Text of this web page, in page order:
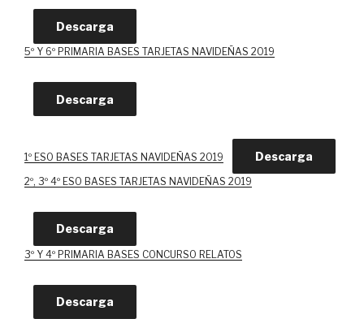
Descarga
5º Y 6º PRIMARIA BASES TARJETAS NAVIDEÑAS 2019
Descarga
1º ESO BASES TARJETAS NAVIDEÑAS 2019 Descarga
2º, 3º 4º ESO BASES TARJETAS NAVIDEÑAS 2019
Descarga
3º Y 4º PRIMARIA BASES CONCURSO RELATOS
Descarga